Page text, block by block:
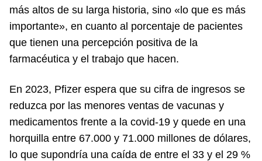
más altos de su larga historia, sino «lo que es más
importante», en cuanto al porcentaje de pacientes
que tienen una percepción positiva de la
farmacéutica y el trabajo que hacen.
En 2023, Pfizer espera que su cifra de ingresos se
reduzca por las menores ventas de vacunas y
medicamentos frente a la covid-19 y quede en una
horquilla entre 67.000 y 71.000 millones de dólares,
lo que supondría una caída de entre el 33 y el 29 %